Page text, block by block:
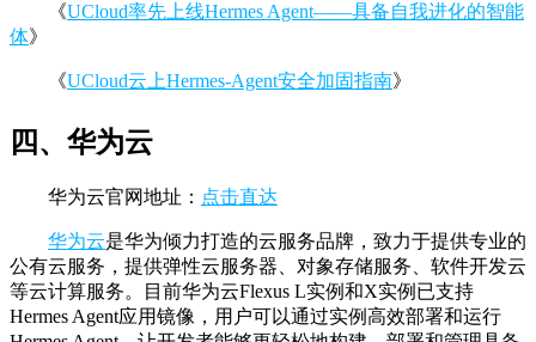
《UCloud率先上线Hermes Agent——具备自我进化的智能
体》
《UCloud云上Hermes-Agent安全加固指南》
四、华为云
华为云官网地址： 点击直达
华为云是华为倾力打造的云服务品牌，致力于提供专业的
公有云服务，提供弹性云服务器、对象存储服务、软件开发云
等云计算服务。目前华为云Flexus L实例和X实例已支持
Hermes Agent应用镜像，用户可以通过实例高效部署和运行